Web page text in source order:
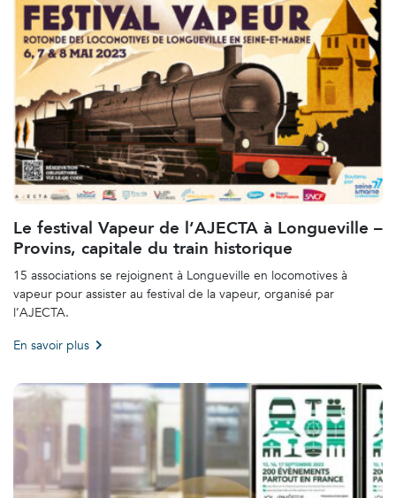
Le festival Vapeur de l’AJECTA à Longueville –
Provins, capitale du train historique
15 associations se rejoignent à Longueville en locomotives à
vapeur pour assister au festival de la vapeur, organisé par
l’AJECTA.
En savoir plus